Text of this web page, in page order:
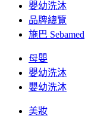
嬰幼洗沐
品牌總覽
施巴 Sebamed
母嬰
嬰幼洗沐
嬰幼洗沐
美妝